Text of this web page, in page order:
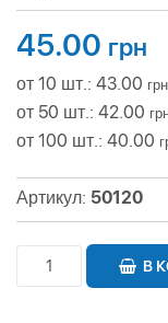
45.00 грн
от 10 шт.: 43.00 грн
от 50 шт.: 42.00
от 100 шт.: 40.00
Артикул: 50120
В